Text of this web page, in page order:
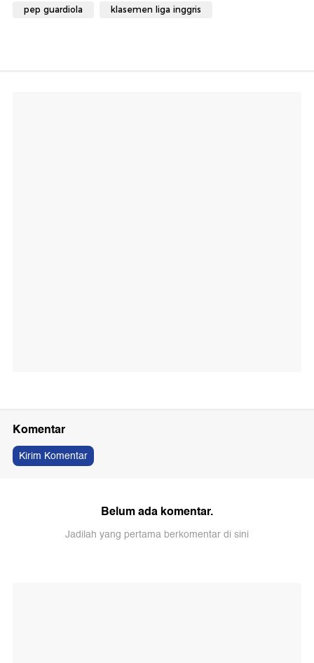
pep guardiola klasemen liga inggris
Komentar
Kirim Komentar
Belum ada komentar.
Jadilah yang pertama berkomentar di sini